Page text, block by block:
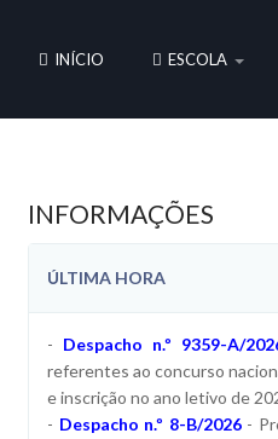
INÍCIO ESCOLA
INFORMAÇÕES
ÚLTIMA HORA
- Despacho n.º 9359-A/
referentes ao concurso
e inscrição no ano letivo de
- Despacho n.º 8-B/2026-